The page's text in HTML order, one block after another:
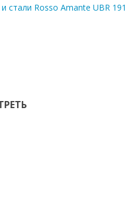
стали Rosso Amante UBR 191